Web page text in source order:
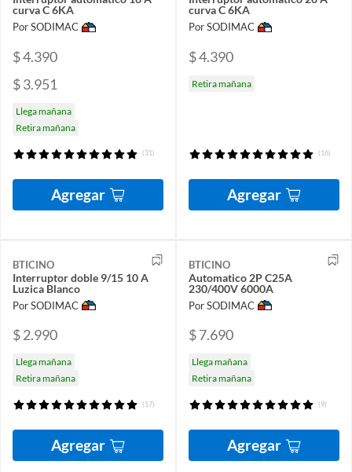
curva C 6KA
Por SODIMAC
$ 4.390
$ 3.951
Llega mañana
Retira mañana
(31)
Agregar
curva C 6KA
Por SODIMAC
$ 4.390
Retira mañana
(16)
Agregar
BTICINO
Interruptor doble 9/15 10 A
Luzica Blanco
Por SODIMAC
$ 2.990
Llega mañana
Retira mañana
(17)
Agregar
BTICINO
Automatico 2P C25A
230/400V 6000A
Por SODIMAC
$ 7.690
Llega mañana
Retira mañana
(9)
Agregar